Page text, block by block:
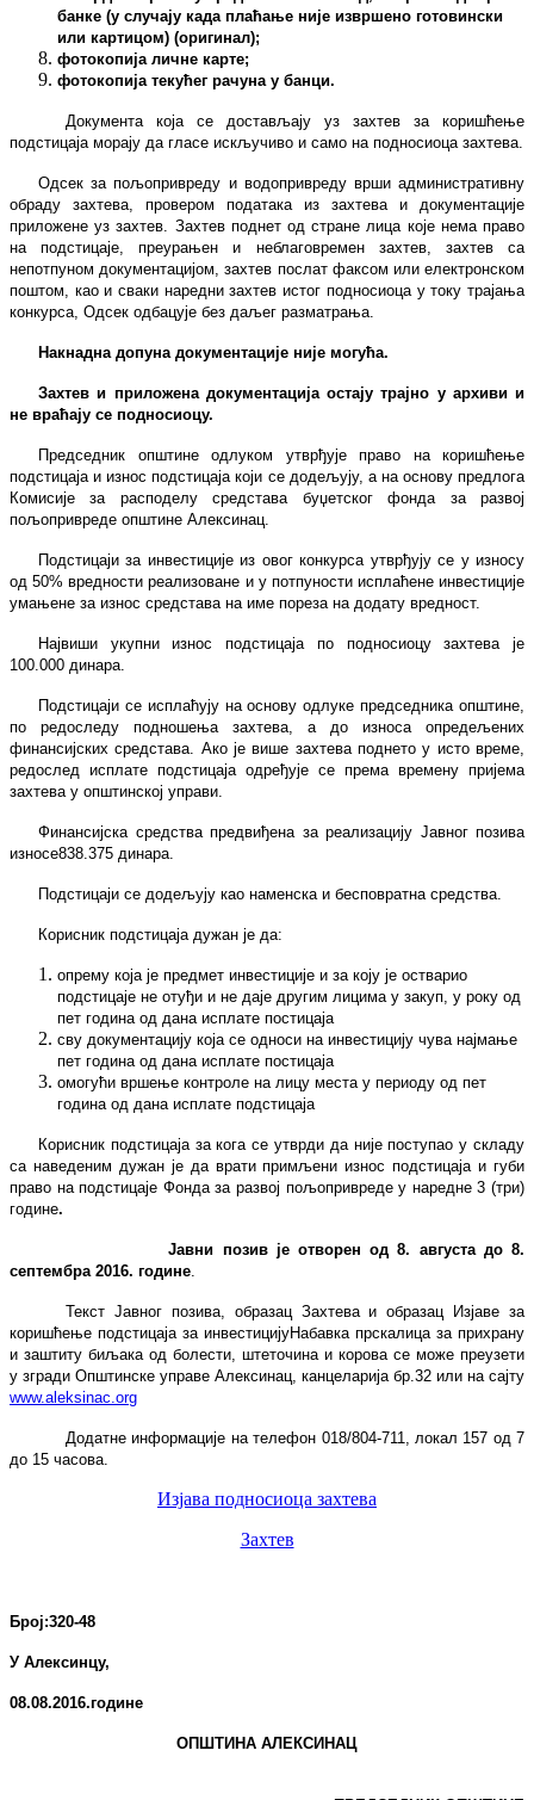
банке (у случају када плаћање није извршено готовински
или картицом) (оригинал);
фотокопија личне карте;
фотокопија текућег рачуна у банци.
Документа која се достављају уз захтев за коришћење
подстицаја морају да гласе искључиво и само на подносиоца захтева.
Одсек за пољопривреду и водопривреду врши административну
обраду захтева, провером података из захтева и документације
приложене уз захтев. Захтев поднет од стране лица које нема право
на подстицаје, преурањен и неблаговремен захтев, захтев са
непотпуном документацијом, захтев послат факсом или електронском
поштом, као и сваки наредни захтев истог подносиоца у току трајања
конкурса, Одсек одбацује без даљег разматрања.
Накнадна допуна документације није могућа.
Захтев и приложена документација остају трајно у архиви и
не враћају се подносиоцу.
Председник општине одлуком утврђује право на коришћење
подстицаја и износ подстицаја који се додељују, а на основу предлога
Комисије за расподелу средстава буџетског фонда за развој
пољопривреде општине Алексинац.
Подстицаји за инвестиције из овог конкурса утврђују се у износу
од 50% вредности реализоване и у потпуности исплаћене инвестиције
умањене за износ средстава на име пореза на додату вредност.
Највиши укупни износ подстицаја по подносиоцу захтева је
100.000 динара.
Подстицаји се исплаћују на основу одлуке председника општине,
по редоследу подношења захтева, а до износа опредељених
финансијских средстава. Ако је више захтева поднето у исто време,
редослед исплате подстицаја одређује се према времену пријема
захтева у општинској управи.
Финансијска средства предвиђена за реализацију Јавног позива
износе838.375 динара.
Подстицаји се додељују као наменска и бесповратна средства.
Корисник подстицаја дужан је да:
опрему која је предмет инвестиције и за коју је остварио
подстицаје не отуђи и не даје другим лицима у закуп, у року од
пет година од дана исплате постицаја
сву документацију која се односи на инвестицију чува најмање
пет година од дана исплате постицаја
омогући вршење контроле на лицу места у периоду од пет
година од дана исплате подстицаја
Корисник подстицаја за кога се утврди да није поступао у складу
са наведеним дужан је да врати примљени износ подстицаја и губи
право на подстицаје Фонда за развој пољопривреде у наредне 3 (три)
године.
Јавни позив је отворен од8. августа до 8.
септембра 2016. године.
Текст Јавног позива, образац Захтева и образац Изјаве за
коришћење подстицаја за инвестицијуНабавка прскалица за прихрану
и заштиту биљака од болести, штеточина и коровасе може преузети
у згради Oпштинске управе Алексинац, канцеларија бр.32 или на сајту
www.aleksinac.org
Додатне информације на телефон 018/804-711, локал 157 од 7
до 15 часова.
Изјава подносиоца захтева
Захтев
Број:320-48
У Алексинцу,
08.08.2016.године
ОПШТИНА АЛЕКСИНАЦ